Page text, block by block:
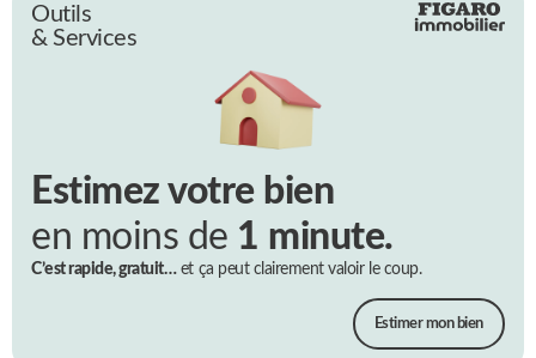
Outils
& Services
Estimez votre bien
en moins de 1 minute.
C’est rapide, gratuit…et ça peut clairement valoir le coup.
Estimer mon bien